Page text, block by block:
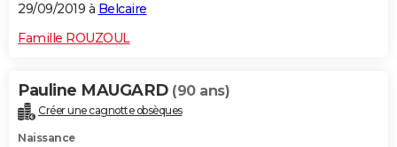
29/09/2019 à Belcaire
Famille ROUZOUL
Pauline MAUGARD (90 ans)
Créer une cagnotte obsèques
Naissance